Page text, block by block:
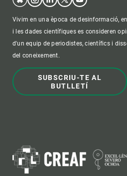
Vivim en una època de desinformació,
i les dades científiques es consideren
d'un equip de periodistes, científics i
del coneixement.
SUBSCRIU-TE AL
BUTLLETÍ